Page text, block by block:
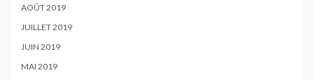
AOÛT 2019
JUILLET 2019
JUIN 2019
MAI 2019